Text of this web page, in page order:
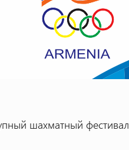
шахматный